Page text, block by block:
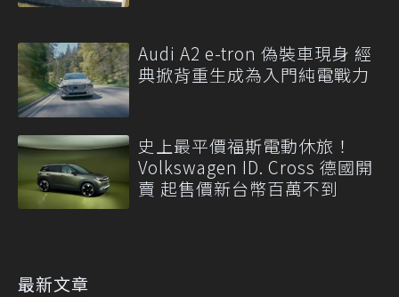
Audi A2 e-tron 偽裝車現身 經
典掀背重生成為入門純電戰力
史上最平價福斯電動休旅！
Volkswagen ID. Cross 德國開
賣 起售價新台幣百萬不到
最新文章